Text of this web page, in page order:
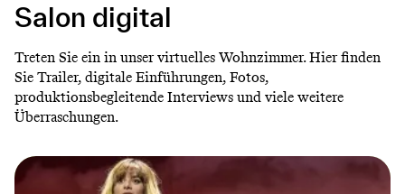
Salon digital
Treten Sie ein in unser virtuelles Wohnzimmer. Hier finden
Sie Trailer, digitale Einführungen, Fotos,
produktionsbegleitende Interviews und viele weitere
Überraschungen.